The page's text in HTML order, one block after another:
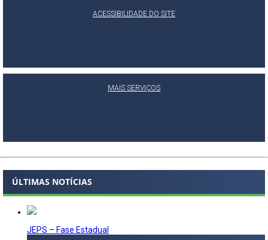
ACESSIBILIDADE DO SITE
MAIS SERVIÇOS
ÚLTIMAS NOTÍCIAS
JEPS – Fase Estadual